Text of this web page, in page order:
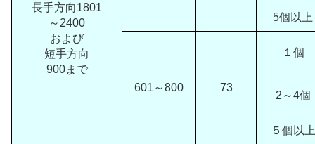
長手方向1801
～2400
および
短手方向
900まで
5個以上
601～800 73
１個
2～4個
５個以上